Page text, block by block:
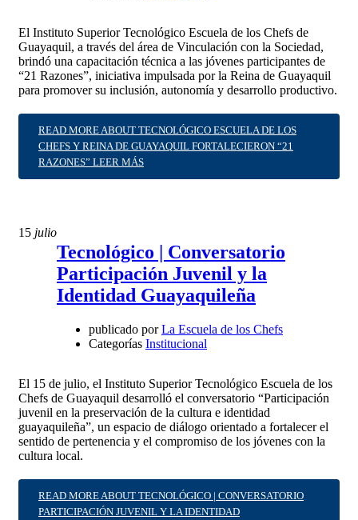
El Instituto Superior Tecnológico Escuela de los Chefs de
Guayaquil, a través del área de Vinculación con la Sociedad,
brindó una capacitación técnica a las jóvenes participantes de
“21 Razones”, iniciativa impulsada por la Reina de Guayaquil
para promover su inclusión, autonomía y desarrollo productivo.
READ MORE ABOUT TECNOLÓGICO ESCUELA DE LOS
CHEFS Y REINA DE GUAYAQUIL FORTALECIERON “21
RAZONES” LEER MÁS
15 julio
Tecnológico | Conversatorio
Participación Juvenil y la
Identidad Guayaquileña
publicado por La Escuela de los Chefs
Categorías Institucional
El 15 de julio, el Instituto Superior Tecnológico Escuela de los
Chefs de Guayaquil desarrolló el conversatorio “Participación
juvenil en la preservación de la cultura e identidad
guayaquileña”, un espacio de diálogo orientado a fortalecer el
sentido de pertenencia y el compromiso de los jóvenes con la
cultura local.
READ MORE ABOUT TECNOLÓGICO | CONVERSATORIO
PARTICIPACIÓN JUVENIL Y LA IDENTIDAD